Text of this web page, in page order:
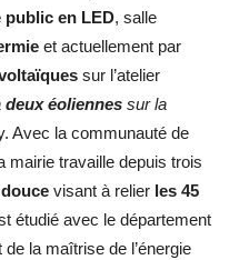
public en LED, salle
et actuellement par
sur l’atelier
deux éoliennes sur la
Avec la communauté de
mairie travaille depuis trois
visant à relier les 45
étudié avec le département
de la maîtrise de l’énergie